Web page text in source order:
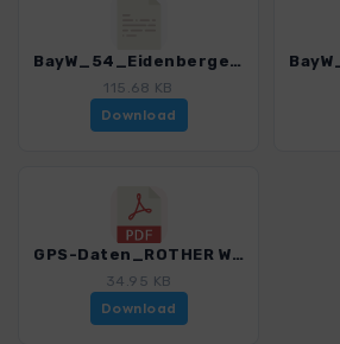
BayW_54_EidenbergerLusenundRannastausee_4225_8.gpx
115.68 KB
Download
GPS-Daten_ROTHER WF Bayerischer Wald_Hinweise_4225_8.pdf
34.95 KB
Download